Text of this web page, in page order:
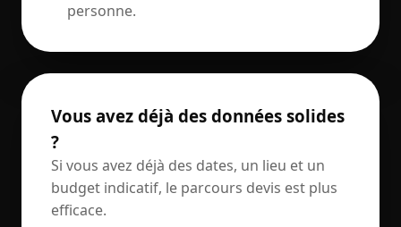
personne.
Vous avez déjà des données solides
?
Si vous avez déjà des dates, un lieu et un
budget indicatif, le parcours devis est plus
efficace.